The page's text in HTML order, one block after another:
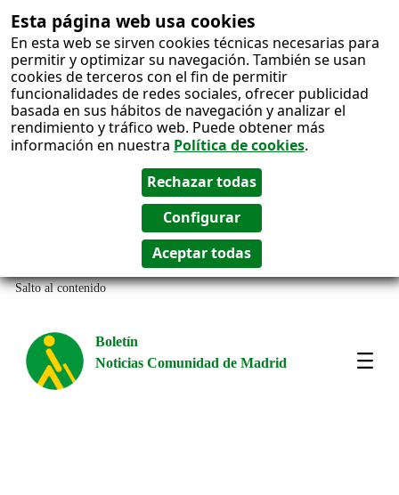
Esta página web usa cookies
En esta web se sirven cookies técnicas necesarias para
permitir y optimizar su navegación. También se usan
cookies de terceros con el fin de permitir
funcionalidades de redes sociales, ofrecer publicidad
basada en sus hábitos de navegación y analizar el
rendimiento y tráfico web. Puede obtener más
información en nuestra Política de cookies.
Salto al contenido
Boletín
Noticias Comunidad de Madrid